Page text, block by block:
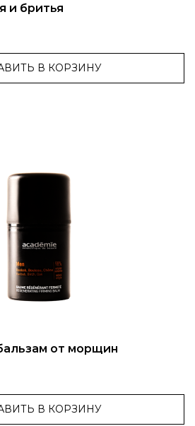
и бритья
В КОРЗИНУ
от морщин
В КОРЗИНУ